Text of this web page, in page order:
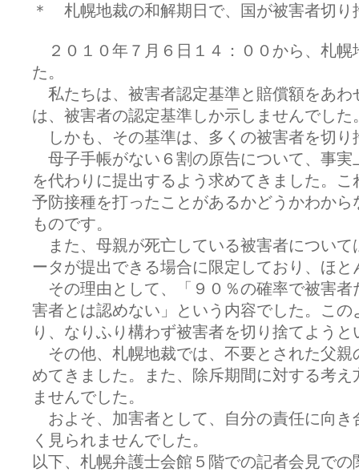
＊ 札幌地裁の和解期日で、国が被害者切り
２０１０年７月６日１４：００から、札幌
た。
私たちは、被害者認定基準と賠償額をあわ
は、被害者の認定基準しか示しませんでした
しかも、その基準は、多くの被害者を切り
母子手帳がない６割の原告について、事実
を代わりに提出するよう求めてきました。
予防接種を打ったことがあるかどうかわか
ものです。
また、母親が死亡している被害者について
ータが提出できる場合に限定しており、ほ
その理由として、「９０％の確率で被害者
害者とは認めない」という内容でした。こ
り、なりふり構わず被害者を切り捨てよう
その他、札幌地裁では、不要とされた父親
めてきました。また、除斥期間に対する考
ませんでした。
およそ、加害者として、自分の責任に向き
く見られませんでした。
以下、札幌弁護士会館５階での記者会見で